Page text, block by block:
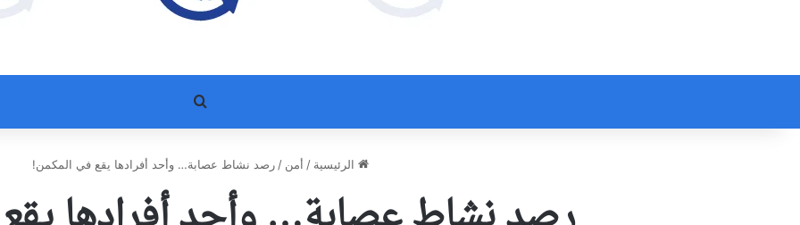
بحث عن
الرئيسية / أمن / رصد نشاط عصابة… وأحد أفرادها يقع في المكمن!